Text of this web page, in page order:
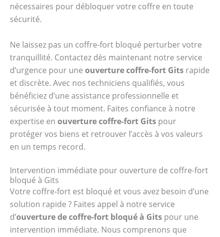
nécessaires pour débloquer votre coffre en toute
sécurité.
Ne laissez pas un coffre-fort bloqué perturber votre
tranquillité. Contactez dès maintenant notre service
d’urgence pour une ouverture coffre-fort Gits rapide
et discrète. Avec nos techniciens qualifiés, vous
bénéficiez d’une assistance professionnelle et
sécurisée à tout moment. Faites confiance à notre
expertise en ouverture coffre-fort Gits pour
protéger vos biens et retrouver l’accès à vos valeurs
en un temps record.
Intervention immédiate pour ouverture de coffre-fort
bloqué à Gits
Votre coffre-fort est bloqué et vous avez besoin d’une
solution rapide ? Faites appel à notre service
d’ouverture de coffre-fort bloqué à Gits pour une
intervention immédiate. Nous comprenons que